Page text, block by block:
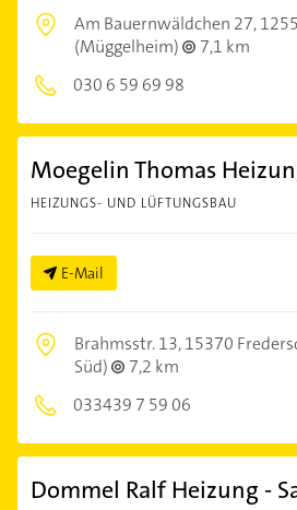
Am Bauernwäldchen 27,
(Müggelheim)
7,1 km
030 6 59 69 98
Moegelin Thomas
HEIZUNGS- UND LÜFTUNGSBAU
E-Mail
Brahmsstr. 13,15370
Süd)
7,2 km
033439 7 59 06
Dommel Ralf Heizung -